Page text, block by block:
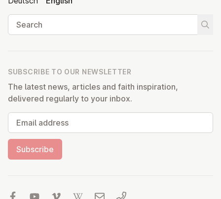
Search
SUBSCRIBE TO OUR NEWSLETTER
The latest news, articles and faith inspiration,
delivered regularly to your inbox.
Email address
Subscribe